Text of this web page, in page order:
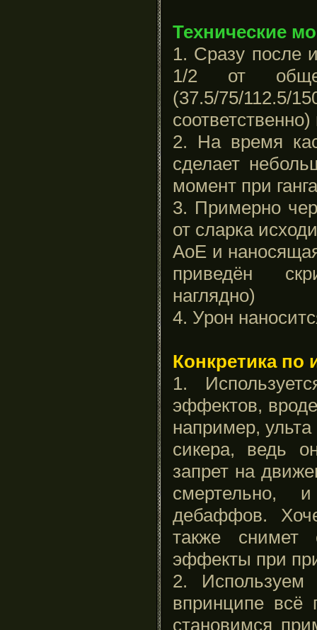
Технические
1. Сразу после
1/2 от
(37.5/75/
2. На время
сделает
момент при
3. Примерно
от сларка
AoE и
приведён
наглядно)
4. Урон
Конкретика по
1.
эффектов,
например, ульта
сикера, ведь
запрет на
смертельно,
дебаффов.
также
эффекты при
2.
впринципе всё
становимся